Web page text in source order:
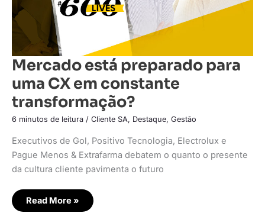
Mercado está preparado para
uma CX em constante
transformação?
6 minutos de leitura / Cliente SA, Destaque, Gestão
Executivos de Gol, Positivo Tecnologia, Electrolux e
Pague Menos & Extrafarma debatem o quanto o presente
da cultura cliente pavimenta o futuro
Read More »